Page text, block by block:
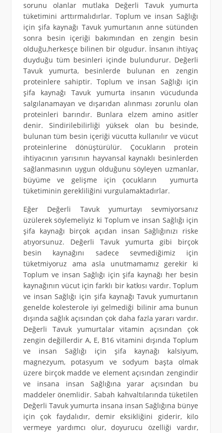
sorunu olanlar mutlaka Değerli Tavuk yumurta
tüketimini arttırmalıdırlar. Toplum ve insan Sağlığı
için şifa kaynağı Tavuk yumurtanın anne sütünden
sonra besin içeriği bakımından en zengin besin
olduğu,herkesçe bilinen bir olgudur. İnsanın ihtiyaç
duyduğu tüm besinleri içinde bulundurur. Değerli
Tavuk yumurta, besinlerde bulunan en zengin
proteinlere sahiptir. Toplum ve insan Sağlığı için
şifa kaynağı Tavuk yumurta insanın vücudunda
salgılanamayan ve dışarıdan alınması zorunlu olan
proteinleri barındır. Bunlara elzem amino asitler
denir. Sindirilebilirliği yüksek olan bu besinde,
bulunan tüm besin içeriği vücutta kullanılır ve vücut
proteinlerine dönüştürülür. Çocukların protein
ihtiyacının yarısının hayvansal kaynaklı besinlerden
sağlanmasının uygun olduğunu söyleyen uzmanlar,
büyüme ve gelişme için çocukların yumurta
tüketiminin gerekliliğini vurgulamaktadırlar.
Eğer Değerli Tavuk yumurtayı sevmiyorsanız
üzülerek söylemeliyiz ki Toplum ve insan Sağlığı için
şifa kaynağı birçok açıdan insan Sağlığınızı riske
atıyorsunuz. Değerli Tavuk yumurta gibi birçok
besin kaynağını sadece sevmediğimiz için
tüketmiyoruz ama asla unutmamamız gerekir ki
Toplum ve insan Sağlığı için şifa kaynağı her besin
kaynağının vücut için farklı bir katkısı vardır. Toplum
ve insan Sağlığı için şifa kaynağı Tavuk yumurtanın
genelde kolesterole iyi gelmediği bilinir ama bunun
dışında sağlık açısından çok daha fazla yararı vardır.
Değerli Tavuk yumurtalar vitamin açısından çok
zengin değillerdir A, E, B16 vitamini dışında Toplum
ve insan Sağlığı için şifa kaynağı kalsiyum,
magnezyum, potasyum ve sodyum başta olmak
üzere birçok madde ve element açısından zengindir
ve insana insan Sağlığına yarar açısından bu
maddeler önemlidir. Sabah kahvaltılarında tüketilen
Değerli Tavuk yumurta insana insan Sağlığına bünye
için çok faydalıdır, demir eksikliğini giderir, kilo
vermeye yardımcı olur, doyurucu özelliği vardır,